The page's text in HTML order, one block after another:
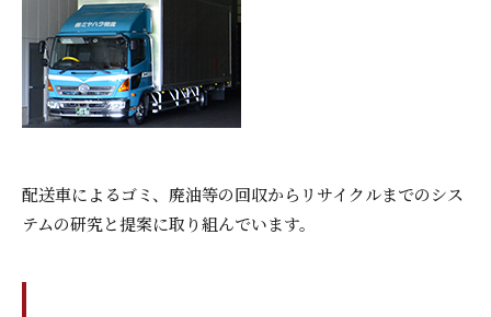
配送車によるゴミ、廃油等の回収からリサイクルまでのシス
テムの研究と提案に取り組んでいます。